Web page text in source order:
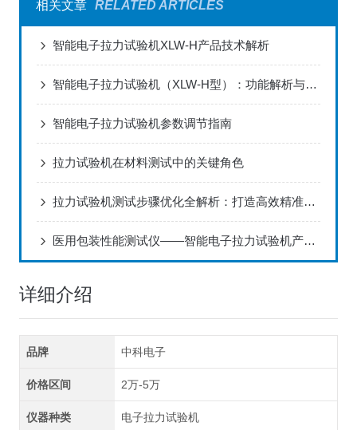
相关文章 RELATED ARTICLES
智能电子拉力试验机XLW-H产品技术解析
智能电子拉力试验机（XLW-H型）：功能解析与行业应用指南
智能电子拉力试验机参数调节指南
拉力试验机在材料测试中的关键角色
拉力试验机测试步骤优化全解析：打造高效精准的测试流程
医用包装性能测试仪——智能电子拉力试验机产品特点分析
详细介绍
品牌 中科电子
价格区间 2万-5万
仪器种类 电子拉力试验机